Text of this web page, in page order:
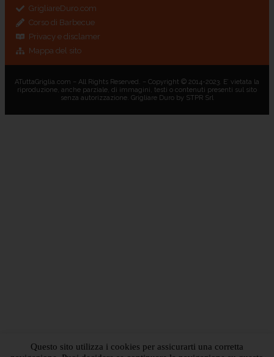
GrigliareDuro.com
Corso di Barbecue
Privacy e disclamer
Mappa del sito
ATuttaGriglia.com – All Rights Reserved. – Copyright © 2014-2023. E’ vietata la
riproduzione, anche parziale, di immagini, testi o contenuti presenti sul sito
senza autorizzazione. Grigliare Duro by STPR Srl
Questo sito utilizza i cookies per assicurarti una corretta